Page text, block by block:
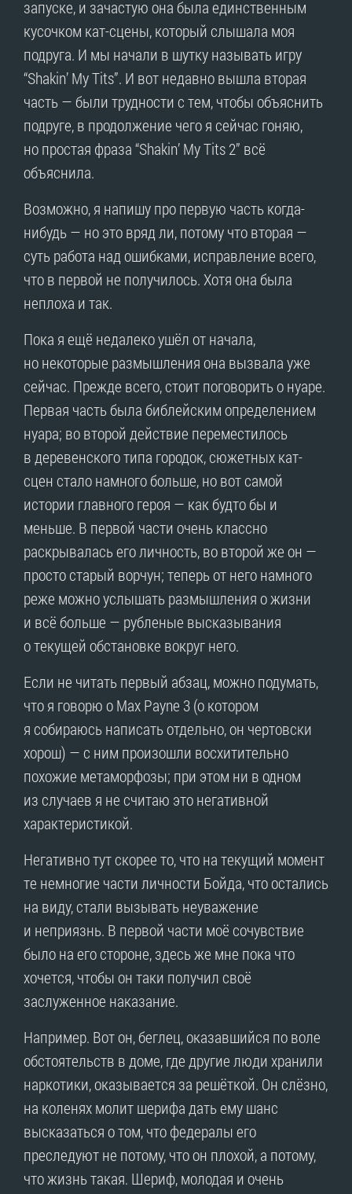
запуске, и зачастую она была единственным
кусочком кат-сцены, который слышала моя
подруга. И мы начали в шутку называть игру
“Shakin’ My Tits”. И вот недавно вышла вторая
часть — были трудности с тем, чтобы объяснить
подруге, в продолжение чего я сейчас гоняю,
но простая фраза “Shakin’ My Tits 2” всё
объяснила.
Возможно, я напишу про первую часть когда-
нибудь — но это вряд ли, потому что вторая —
суть работа над ошибками, исправление всего,
что в первой не получилось. Хотя она была
неплоха и так.
Пока я ещё недалеко ушёл от начала,
но некоторые размышления она вызвала уже
сейчас. Прежде всего, стоит поговорить о нуаре.
Первая часть была библейским определением
нуара; во второй действие переместилось
в деревенского типа городок, сюжетных кат-
сцен стало намного больше, но вот самой
истории главного героя — как будто бы и
меньше. В первой части очень классно
раскрывалась его личность, во второй же он —
просто старый ворчун; теперь от него намного
реже можно услышать размышления о жизни
и всё больше — рубленые высказывания
о текущей обстановке вокруг него.
Если не читать первый абзац, можно подумать,
что я говорю о Max Payne 3 (о котором
я собираюсь написать отдельно, он чертовски
хорош) — с ним произошли восхитительно
похожие метаморфозы; при этом ни в одном
из случаев я не считаю это негативной
характеристикой.
Негативно тут скорее то, что на текущий момент
те немногие части личности Бойда, что остались
на виду, стали вызывать неуважение
и неприязнь. В первой части моё сочувствие
было на его стороне, здесь же мне пока что
хочется, чтобы он таки получил своё
заслуженное наказание.
Например. Вот он, беглец, оказавшийся по воле
обстоятельств в доме, где другие люди хранили
наркотики, оказывается за решёткой. Он слёзно,
на коленях молит шерифа дать ему шанс
высказаться о том, что федералы его
преследуют не потому, что он плохой, а потому,
что жизнь такая. Шериф, молодая и очень